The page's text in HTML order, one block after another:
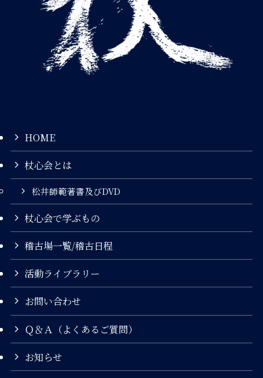
HOME
杖心会とは
松井師範著書及びDVD
杖心会で学ぶもの
稽古場一覧/稽古日程
活動ライブラリー
お問い合わせ
Ｑ＆Ａ（よくあるご質問）
お知らせ